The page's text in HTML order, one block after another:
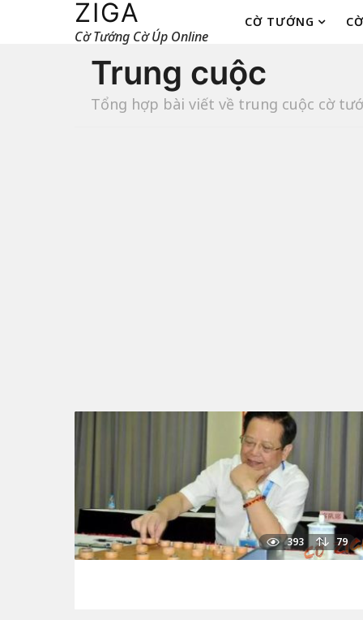
ZIGA
Cờ Tướng Cờ Úp Online
CỜ TƯỚNG
Trung cuộc
Tổng hợp bài viết về trung cuộc cờ
393 79